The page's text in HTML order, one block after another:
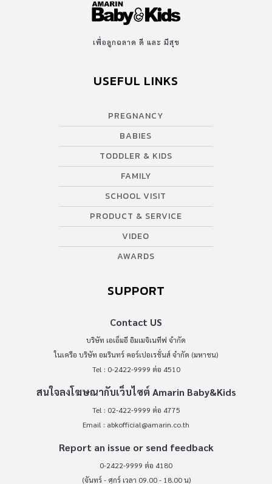
เพื่อลูกฉลาด ดี และ มีสุข
USEFUL LINKS
PREGNANCY
BABIES
TODDLER & KIDS
FAMILY
SCHOOL VISIT
PRODUCT & SERVICE
VIDEO
AWARDS
SUPPORT
Contact US
บริษัท เอเอ็มอี อิมเมจิเนทีฟ จำกัด
ในเครือ บริษัท อมรินทร์ คอร์เปอเรชั่นส์ จำกัด (มหาชน)
Tel : 0-2422-9999 ต่อ 4510
สนใจลงโฆษณากับเว็บไซต์ Amarin Baby&Kids
Tel : 02-422-9999 ต่อ 4775
Email : abkofficial@amarin.co.th
Report an issue or send feedback
0-2422-9999 ต่อ 4180
(จันทร์ - ศุกร์ เวลา 09.00 - 18.00 น)